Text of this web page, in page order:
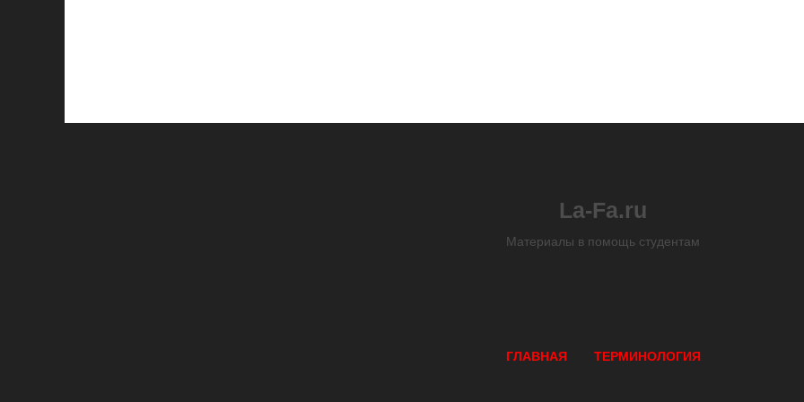
La-Fa.ru
Материалы в помощь студентам
ГЛАВНАЯ ТЕРМИНОЛОГИЯ